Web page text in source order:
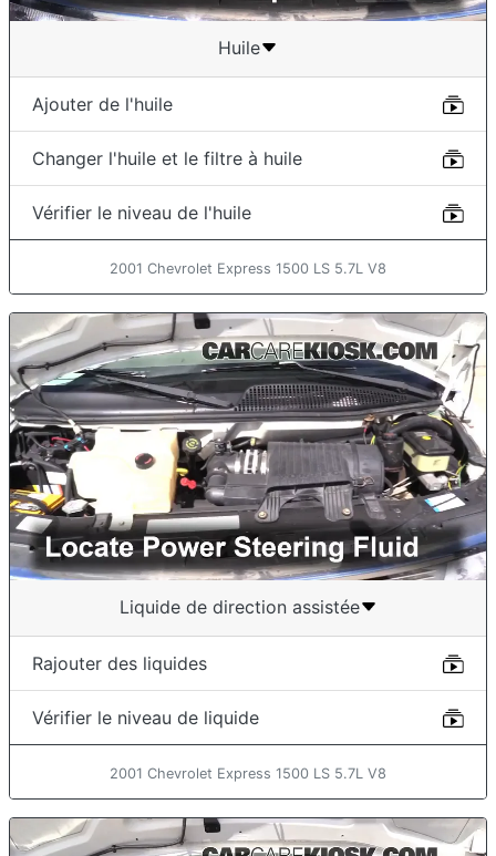
Huile
Ajouter de l'huile
Changer l'huile et le filtre à huile
Vérifier le niveau de l'huile
2001 Chevrolet Express 1500 LS 5.7L V8
Liquide de direction assistée
Rajouter des liquides
Vérifier le niveau de liquide
2001 Chevrolet Express 1500 LS 5.7L V8